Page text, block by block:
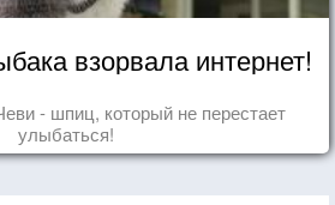
взорвала интернет!
- шпиц, который не перестает
улыбаться!